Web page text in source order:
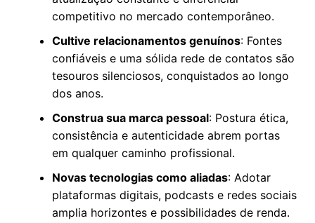
competitivo no mercado contemporâneo.
Cultive relacionamentos genuínos: Fontes
confiáveis e uma sólida rede de contatos são
tesouros silenciosos, conquistados ao longo
dos anos.
Construa sua marca pessoal: Postura ética,
consistência e autenticidade abrem portas
em qualquer caminho profissional.
Novas tecnologias como aliadas: Adotar
plataformas digitais, podcasts e redes sociais
amplia horizontes e possibilidades de renda.